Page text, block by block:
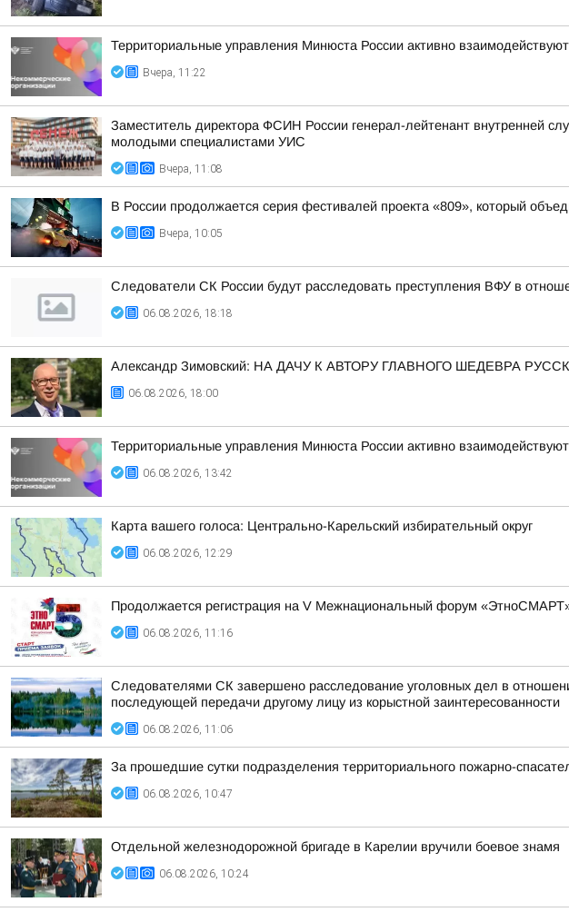
Территориальные управления Минюста России активно
Вчера, 11:22
Заместитель директора ФСИН России генерал-лейтенант внутренней
молодыми специалистами УИС
Вчера, 11:08
В России продолжается серия фестивалей проекта «809», который
Вчера, 10:05
Следователи СК России будут расследовать преступления ВФУ в
06.08.2026, 18:18
Александр Зимовский: НА ДАЧУ К АВТОРУ ГЛАВНОГО ШЕДЕВРА
06.08.2026, 18:00
Территориальные управления Минюста России активно
06.08.2026, 13:42
Карта вашего голоса: Центрально-Карельский избирательный округ
06.08.2026, 12:29
Продолжается регистрация на V Межнациональный форум
06.08.2026, 11:16
Следователями СК завершено расследование уголовных дел в
последующей передачи другому лицу из корыстной заинтересованности
06.08.2026, 11:06
За прошедшие сутки подразделения территориального пожарно-
06.08.2026, 10:47
Отдельной железнодорожной бригаде в Карелии вручили боевое знамя
06.08.2026, 10:24